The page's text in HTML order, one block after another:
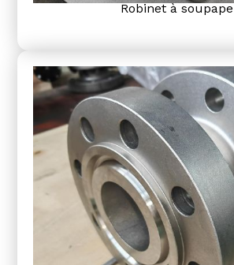
Robinet à soupape